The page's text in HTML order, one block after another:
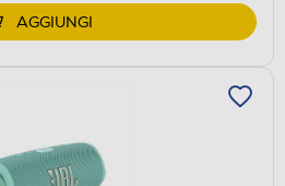
AGGIUNGI